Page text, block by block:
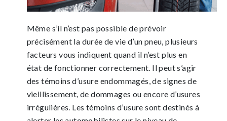
Même s’il n’est pas possible de prévoir
précisément la durée de vie d’un pneu, plusieurs
facteurs vous indiquent quand il n’est plus en
état de fonctionner correctement. Il peut s’agir
des témoins d’usure endommagés, de signes de
vieillissement, de dommages ou encore d’usures
irrégulières. Les témoins d’usure sont destinés à